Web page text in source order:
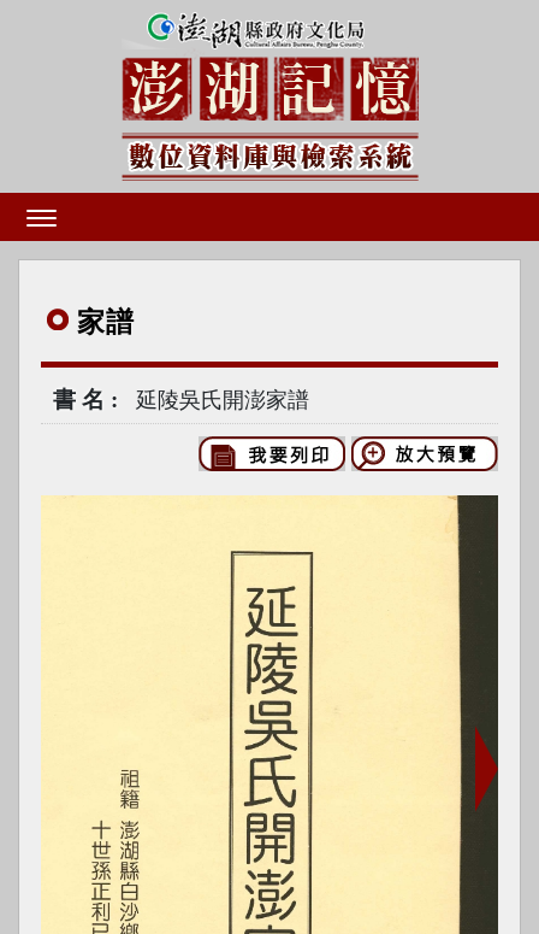
家譜
書名 延陵吳氏開澎家譜